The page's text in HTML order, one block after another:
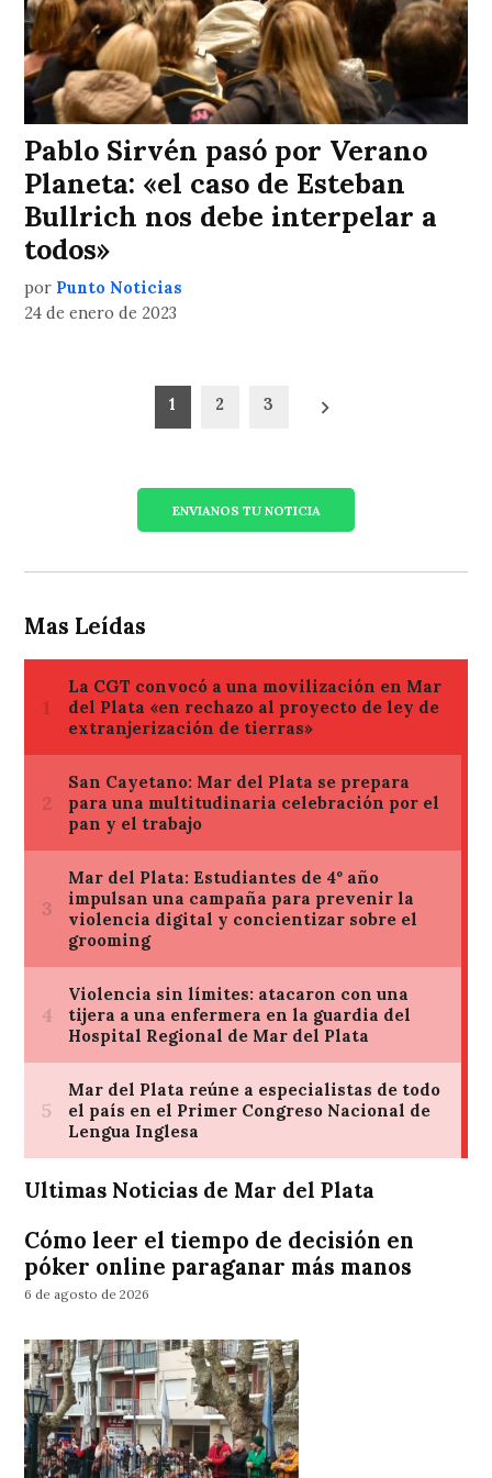
Pablo Sirvén pasó por Verano
Planeta: «el caso de Esteban
Bullrich nos debe interpelar a
todos»
por Punto Noticias
24 de enero de 2023
Paginación
1 2 3
ENVIANOS TU NOTICIA
Mas Leídas
Ultimas Noticias de Mar del Plata
Cómo leer el tiempo de decisión en
póker online paraganar más manos
6 de agosto de 2026